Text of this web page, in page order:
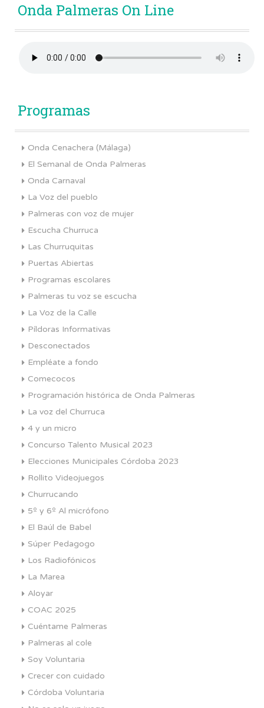
Onda Palmeras On Line
Programas
Onda Cenachera (Málaga)
El Semanal de Onda Palmeras
Onda Carnaval
La Voz del pueblo
Palmeras con voz de mujer
Escucha Churruca
Las Churruquitas
Puertas Abiertas
Programas escolares
Palmeras tu voz se escucha
La Voz de la Calle
Píldoras Informativas
Desconectados
Empléate a fondo
Comecocos
Programación histórica de Onda Palmeras
La voz del Churruca
4 y un micro
Concurso Talento Musical 2023
Elecciones Municipales Córdoba 2023
Rollito Videojuegos
Churrucando
5º y 6º Al micrófono
El Baúl de Babel
Súper Pedagogo
Los Radiofónicos
La Marea
Aloyar
COAC 2025
Cuéntame Palmeras
Palmeras al cole
Soy Voluntaria
Crecer con cuidado
Córdoba Voluntaria